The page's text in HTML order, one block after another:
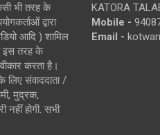
भी तरह के
द्वारा
आदि ) शामिल
इस तरह के
करता है।
लिए संवाददाता /
मुद्रक,
नहीं होगी. सभी
KATORA
Mobile -
Email -